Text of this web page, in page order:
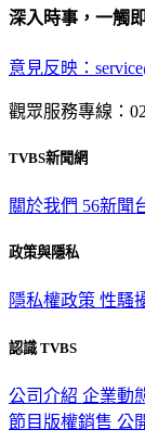
深入時事，一觸
意見反映：
觀眾服務專線：
TVBS新聞網
關於我們 56新聞
政策與隱私
隱私權政策 性騷
認識 TVBS
公司介紹 企業動
節目版權銷售 公